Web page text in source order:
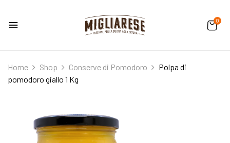
0
Home Shop Conserve di Pomodoro
Polpa di
pomodoro giallo 1 Kg